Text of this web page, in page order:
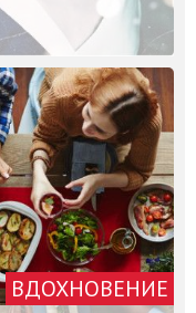
ВДОХНОВЕНИЕ